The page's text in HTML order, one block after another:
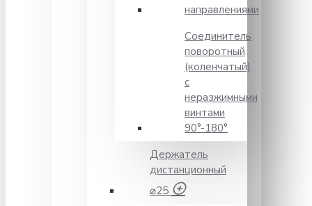
направлениями
Соединитель
поворотный
(коленчатый)
с
неразжимными
винтами
90°-180°
Держатель
дистанционный
⌀25